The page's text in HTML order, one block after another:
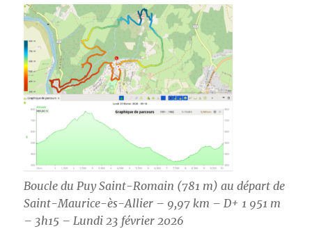
Boucle du Puy Saint-Romain (781 m) au départ de
Saint-Maurice-ès-Allier – 9,97 km – D+ 1 951 m
– 3h15 – Lundi 23 février 2026